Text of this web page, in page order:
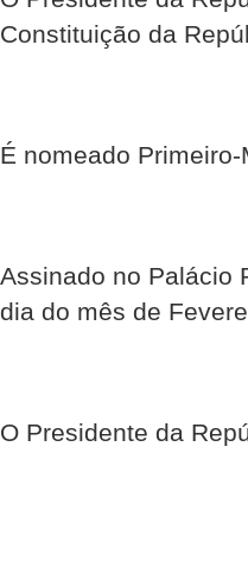
Constituição da
É nomeado
Assinado no Palácio
dia do mês de
O Presidente da